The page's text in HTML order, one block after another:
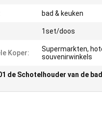
bad & keuken
1set/doos
Koper:
Supermarkten,
souvenirwinkels
de Schotelhouder van de